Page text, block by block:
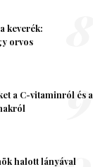
keverék:
orvos
a C-vitaminról és a
9
halott lányával